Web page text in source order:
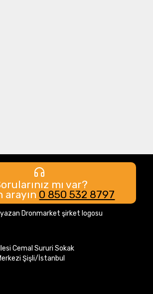
mı var?
arayın 0 850 532 8797
Cemal Sururi Sokak
Şişli/İstanbul